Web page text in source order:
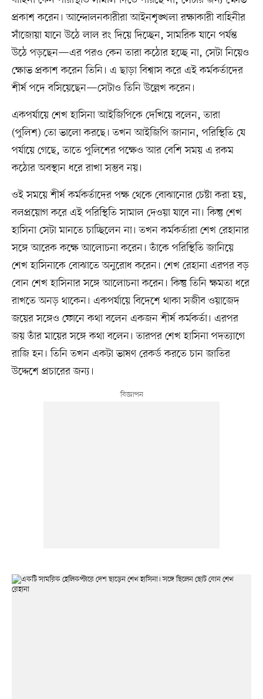
প্রকাশ করেন। আন্দোলনকারীরা আইনশৃঙ্খলা রক্ষাকারী বাহিনীর
সাঁজোয়া যানে উঠে লাল রং দিয়ে দিচ্ছেন, সামরিক যানে পর্যন্ত
উঠে পড়ছেন—এর পরও কেন তারা কঠোর হচ্ছে না, সেটা নিয়েও
ক্ষোভ প্রকাশ করেন তিনি। এ ছাড়া বিশ্বাস করে এই কর্মকর্তাদের
শীর্ষ পদে বসিয়েছেন—সেটাও তিনি উল্লেখ করেন।
একপর্যায়ে শেখ হাসিনা আইজিপিকে দেখিয়ে বলেন, তারা
(পুলিশ) তো ভালো করছে। তখন আইজিপি জানান, পরিস্থিতি যে
পর্যায়ে গেছে, তাতে পুলিশের পক্ষেও আর বেশি সময় এ রকম
কঠোর অবস্থান ধরে রাখা সম্ভব নয়।
ওই সময়ে শীর্ষ কর্মকর্তাদের পক্ষ থেকে বোঝানোর চেষ্টা করা হয়,
বলপ্রয়োগ করে এই পরিস্থিতি সামাল দেওয়া যাবে না। কিন্তু শেখ
হাসিনা সেটা মানতে চাচ্ছিলেন না। তখন কর্মকর্তারা শেখ রেহানার
সঙ্গে আরেক কক্ষে আলোচনা করেন। তাঁকে পরিস্থিতি জানিয়ে
শেখ হাসিনাকে বোঝাতে অনুরোধ করেন। শেখ রেহানা এরপর বড়
বোন শেখ হাসিনার সঙ্গে আলোচনা করেন। কিন্তু তিনি ক্ষমতা ধরে
রাখতে অনড় থাকেন। একপর্যায়ে বিদেশে থাকা সজীব ওয়াজেদ
জয়ের সঙ্গেও ফোনে কথা বলেন একজন শীর্ষ কর্মকর্তা। এরপর
জয় তাঁর মায়ের সঙ্গে কথা বলেন। তারপর শেখ হাসিনা পদত্যাগে
রাজি হন। তিনি তখন একটা ভাষণ রেকর্ড করতে চান জাতির
উদ্দেশে প্রচারের জন্য।